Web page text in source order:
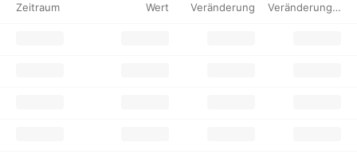
Zeitraum Wert Veränderung Veränderung %